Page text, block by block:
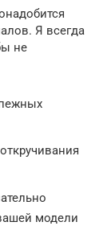
Я всегда
не
модели